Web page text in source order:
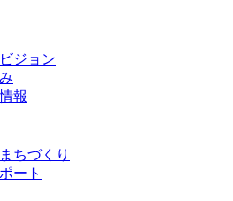
ジョン
報
ちづくり
ート